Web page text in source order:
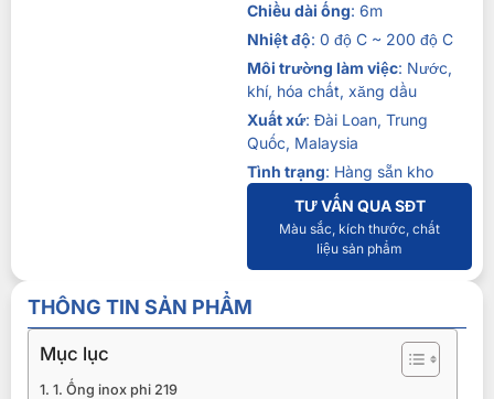
Chiều dài ống: 6m
Nhiệt độ: 0 độ C ~ 200 độ C
Môi trường làm việc: Nước,
khí, hóa chất, xăng dầu
Xuất xứ: Đài Loan, Trung
Quốc, Malaysia
Tình trạng: Hàng sẵn kho
TƯ VẤN QUA SĐT
Màu sắc, kích thước, chất
liệu sản phẩm
THÔNG TIN SẢN PHẨM
Mục lục
1. Ống inox phi 219